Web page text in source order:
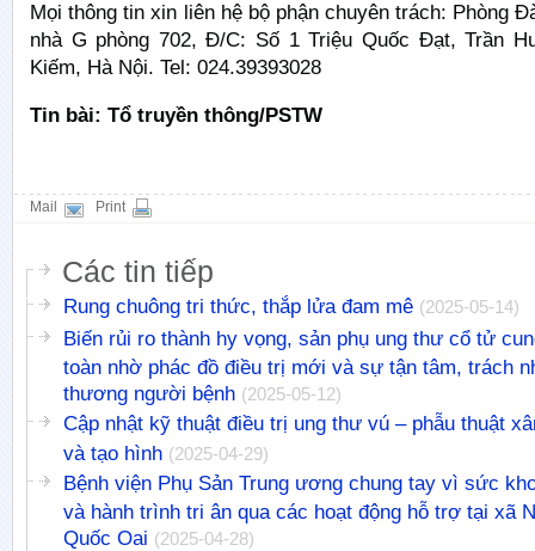
Mọi thông tin xin liên hệ bộ phận chuyên trách: Phòng
nhà G phòng 702, Đ/C: Số 1 Triệu Quốc Đạt, Trần
Kiếm, Hà Nội. Tel: 024.39393028
Tin bài: Tổ truyền thông/PSTW
Mail Print
Các tin tiếp
Rung chuông tri thức, thắp lửa đam mê (2025-05-14)
Biến rủi ro thành hy vọng, sản phụ ung thư cổ tử
toàn nhờ phác đồ điều trị mới và sự tận tâm, trách
thương người bệnh (2025-05-12)
Cập nhật kỹ thuật điều trị ung thư vú – phẫu thuật
và tạo hình (2025-04-29)
Bệnh viện Phụ Sản Trung ương chung tay vì sức
và hành trình tri ân qua các hoạt động hỗ trợ tại xã
Quốc Oai (2025-04-28)